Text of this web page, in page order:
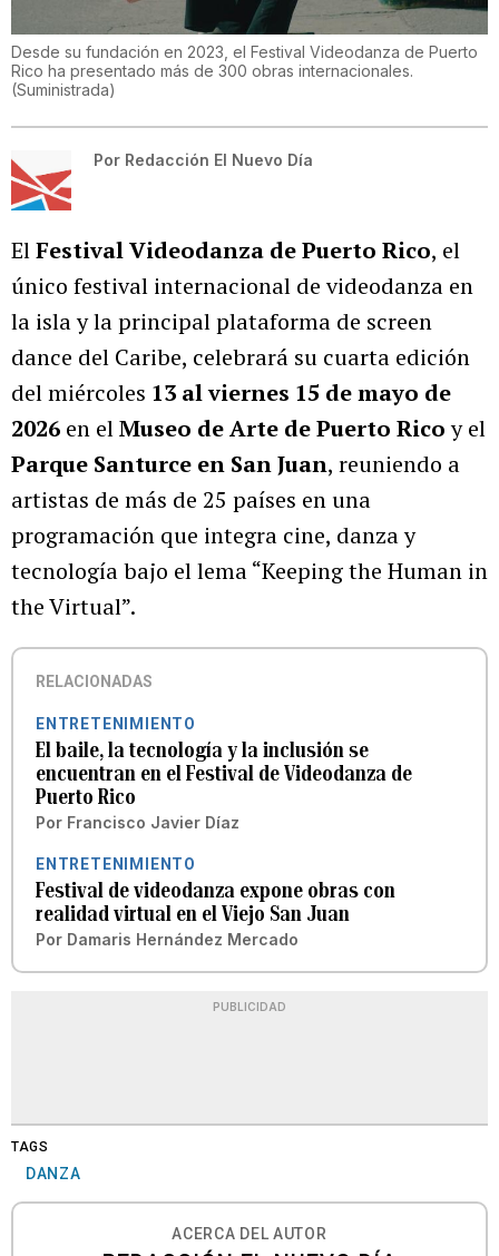
Desde su fundación en 2023, el Festival Videodanza de Puerto
Rico ha presentado más de 300 obras internacionales.
(Suministrada)
Por Redacción El Nuevo Día
ElFestival Videodanza de Puerto Rico, el
único festival internacional de videodanza en
la isla y la principal plataforma de screen
dance del Caribe, celebrará su cuarta edición
del miércoles 13 al viernes 15 de mayo de
2026 en elMuseo de Arte de Puerto Ricoy el
Parque Santurce en San Juan, reuniendo a
artistas de más de 25 países en una
programación que integra cine, danza y
tecnología bajo el lema “Keeping the Human in
the Virtual”.
RELACIONADAS
ENTRETENIMIENTO
El baile, la tecnología y la inclusión se
encuentran en el Festival de Videodanza de
Puerto Rico
Por Francisco Javier Díaz
ENTRETENIMIENTO
Festival de videodanza expone obras con
realidad virtual en el Viejo San Juan
Por Damaris Hernández Mercado
PUBLICIDAD
TAGS
DANZA
ACERCA DEL AUTOR